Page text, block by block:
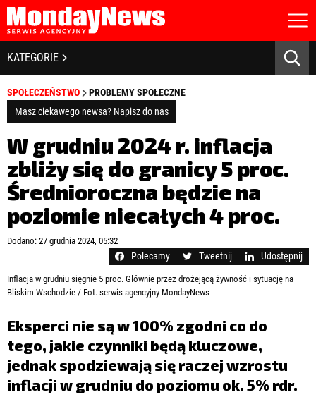
STRONA GŁÓWNA
O NAS
POLITYKA PRYWATNOŚCI
REGULAMIN
LICENCJA
REJESTRACJA
KONTAKT
Zapamiętaj mnie
Kliknij tutaj
KATEGORIE
BIZNES I GOSPODARKA
BANKOWOŚĆ I FINANSE
NOWE TECHNOLOGIE
SPOŁECZEŃSTWO
EDUKACJA
MEDIA
ZDROWIE I URODA
KULTURA
LIFESTYLE
OPINIE I KOMENTARZE
SPOŁECZEŃSTWO
PROBLEMY SPOŁECZNE
Masz ciekawego newsa? Napisz do nas
W grudniu 2024 r. inflacja
zbliży się do granicy 5 proc.
Średnioroczna będzie na
poziomie niecałych 4 proc.
Dodano: 27 grudnia 2024, 05:32
Polecamy Tweetnij Udostępnij
Inflacja w grudniu sięgnie 5 proc. Głównie przez drożejącą żywność i sytuację na
Bliskim Wschodzie / Fot. serwis agencyjny MondayNews
Eksperci nie są w 100% zgodni co do
tego, jakie czynniki będą kluczowe,
jednak spodziewają się raczej wzrostu
inflacji w grudniu do poziomu ok. 5% rdr.